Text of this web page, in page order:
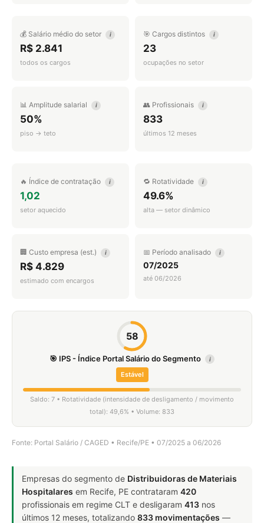
💰 Salário médio do setor i
R$ 2.841
todos os cargos
🎯 Cargos distintos i
23
ocupações no setor
📊 Amplitude salarial i
50%
piso → teto
👥 Profissionais i
833
últimos 12 meses
🔥 Índice de contratação i
1,02
setor aquecido
🔁 Rotatividade i
49.6%
alta — setor dinâmico
🏢 Custo empresa (est.) i
R$ 4.829
estimado com encargos
📅 Período analisado i
07/2025
até 06/2026
58
🎯 IPS - Índice Portal Salário do Segmento i
Estável
Saldo: 7 • Rotatividade (intensidade de desligamento / movimento
total): 49,6% • Volume: 833
Fonte: Portal Salário / CAGED • Recife/PE • 07/2025 a 06/2026
Empresas do segmento de Distribuidoras de Materiais
Hospitalares em Recife, PE contrataram 420
profissionais em regime CLT e desligaram 413 nos
últimos 12 meses, totalizando 833 movimentações —